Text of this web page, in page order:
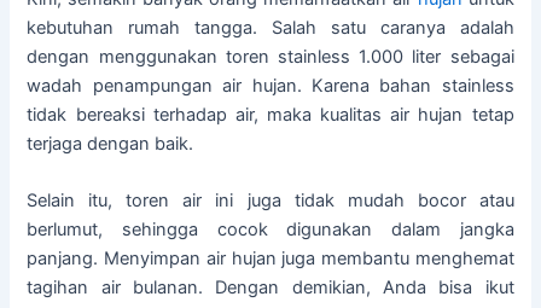
kebutuhan rumah tangga. Salah satu caranya adalah
dengan menggunakan toren stainless 1.000 liter sebagai
wadah penampungan air hujan. Karena bahan stainless
tidak bereaksi terhadap air, maka kualitas air hujan tetap
terjaga dengan baik.
Selain itu, toren air ini juga tidak mudah bocor atau
berlumut, sehingga cocok digunakan dalam jangka
panjang. Menyimpan air hujan juga membantu menghemat
tagihan air bulanan. Dengan demikian, Anda bisa ikut